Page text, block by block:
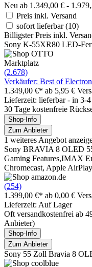
Neu ab 1.349,00 € -
Preis inkl. Versand
sofort lieferbar(10)
Billigster Preis inkl.
Sony K-55XR80 LED-
Marktplatz
(2.678)
Verkäufer: Best of
1.349,00 €* ab 5,95 €
Lieferzeit: lieferbar - in 3-
30 Tage kostenfreie
Shop-Info
Zum Anbieter
1 weiteres Angebot
Sony BRAVIA 8 OLED
Gaming Features,IMAX
Chromecast, Apple
(254)
1.399,00 €* ab 0,00 €
Lieferzeit: Auf Lager
Oft versandkostenfrei ab
Anbieter)
Shop-Info
Zum Anbieter
Sony 55 Zoll Bravia 8